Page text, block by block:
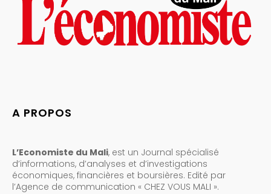
A PROPOS
L’Economiste du Mali, est un Journal spécialisé
d’informations, d’analyses et d’investigations
économiques, financières et boursières. Edité par
l’Agence de communication « CHEZ VOUS MALI ».